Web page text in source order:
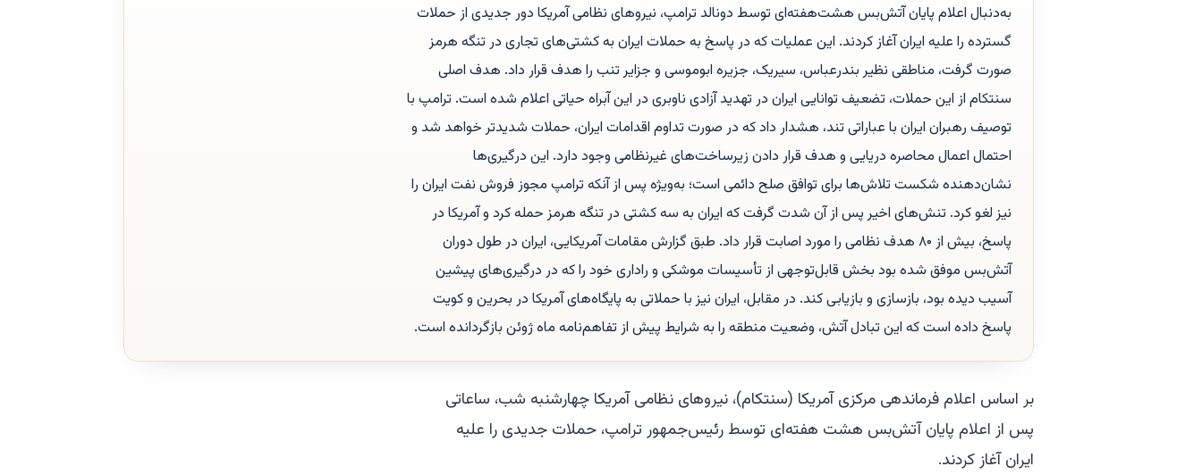
به‌دنبال اعلام پایان آتش‌بس هشت‌هفته‌ای توسط دونالد ترامپ، نیروهای نظامی آمریکا دور جدیدی از حملات
گسترده را علیه ایران آغاز کردند. این عملیات که در پاسخ به حملات ایران به کشتی‌های تجاری در تنگه هرمز
صورت گرفت، مناطقی نظیر بندرعباس، سیریک، جزیره ابوموسی و جزایر تنب را هدف قرار داد. هدف اصلی
سنتکام از این حملات، تضعیف توانایی ایران در تهدید آزادی ناوبری در این آبراه حیاتی اعلام شده است. ترامپ با
توصیف رهبران ایران با عباراتی تند، هشدار داد که در صورت تداوم اقدامات ایران، حملات شدیدتر خواهد شد و
احتمال اعمال محاصره دریایی و هدف قرار دادن زیرساخت‌های غیرنظامی وجود دارد. این درگیری‌ها
نشان‌دهنده شکست تلاش‌ها برای توافق صلح دائمی است؛ به‌ویژه پس از آنکه ترامپ مجوز فروش نفت ایران را
نیز لغو کرد. تنش‌های اخیر پس از آن شدت گرفت که ایران به سه کشتی در تنگه هرمز حمله کرد و آمریکا در
پاسخ، بیش از ۸۰ هدف نظامی را مورد اصابت قرار داد. طبق گزارش مقامات آمریکایی، ایران در طول دوران
آتش‌بس موفق شده بود بخش قابل‌توجهی از تأسیسات موشکی و راداری خود را که در درگیری‌های پیشین
آسیب دیده بود، بازسازی و بازیابی کند. در مقابل، ایران نیز با حملاتی به پایگاه‌های آمریکا در بحرین و کویت
پاسخ داده است که این تبادل آتش، وضعیت منطقه را به شرایط پیش از تفاهم‌نامه ماه ژوئن بازگردانده است.
بر اساس اعلام فرماندهی مرکزی آمریکا (سنتکام)، نیروهای نظامی آمریکا چهارشنبه شب، ساعاتی
پس از اعلام پایان آتش‌بس هشت هفته‌ای توسط رئیس‌جمهور ترامپ، حملات جدیدی را علیه
ایران آغاز کردند.